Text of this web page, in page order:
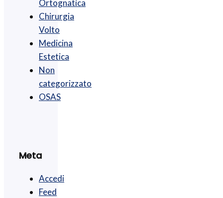
Ortognatica
Chirurgia
Volto
Medicina
Estetica
Non
categorizzato
OSAS
Meta
Accedi
Feed